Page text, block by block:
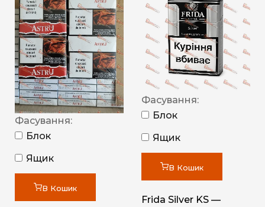
Фасування:
Блок
Ящик
В Кошик
Фасування:
Блок
Ящик
В Кошик
Frida Silver KS —